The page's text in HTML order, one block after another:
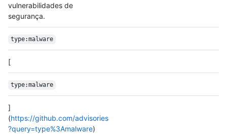
vulnerabilidades de
segurança.
type:malware
[
type:malware
]
(https://github.com/advisories
?query=type%3Amalware)